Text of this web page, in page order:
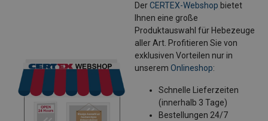
DerCERTEX-Webshop bietet
Ihnen eine große
Produktauswahl für Hebezeuge
aller Art. Profitieren Sie von
exklusiven Vorteilen nur in
unserem Onlineshop:
Schnelle Lieferzeiten
(innerhalb 3 Tage)
Bestellungen 24/7